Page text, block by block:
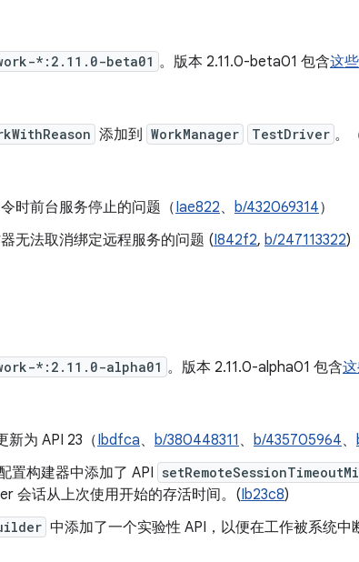
*:2.11.0-beta01 。版本 2.11.0-beta01 包含这
添加到 WorkManager TestDriver 。
时前台服务停止的问题（Iae822、 b/432069314）
无法取消绑定远程服务的问题 (I842f2, b/247113322)
*:2.11.0-alpha01 。版本 2.11.0-alpha01 包含
新为 API 23（Ibdfca、 b/380448311 、 b/435705964、
置构建器中添加了 API
会话从上次使用开始的存活时间。(Ib23c8)
中添加了一个实验性 API，以便在工作被系统中